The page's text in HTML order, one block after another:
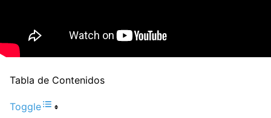
Tabla de Contenidos
Toggle